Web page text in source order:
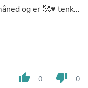
og er 🥰♥️ tenk
på helsen til mye
er meget glad og
som delte
thumb_up 0 thumb_down 0